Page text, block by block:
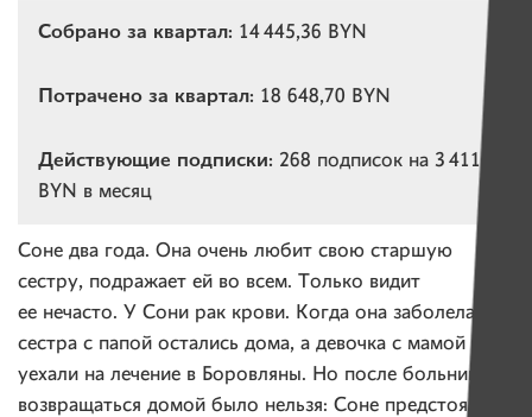
Собрано за квартал: 14 445,36 BYN
Потрачено за квартал: 18 648,70 BYN
Действующие подписки: 268 подписок на 3 411
BYN в месяц
Соне два года. Она очень любит свою старшую
сестру, подражает ей во всем. Только видит
ее нечасто. У Сони рак крови. Когда она заболела,
сестра с папой остались дома, а девочка с мамой
уехали на лечение в Боровляны. Но после больницы
возвращаться домой было нельзя: Соне предстояло